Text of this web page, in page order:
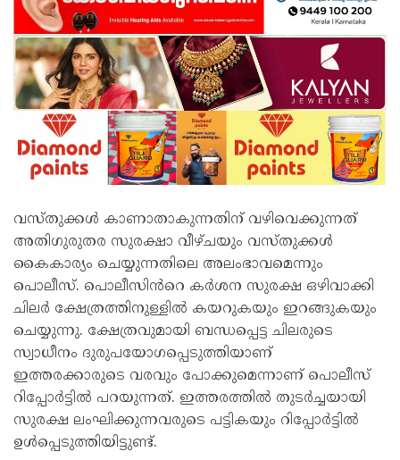
വസ്തുക്കൾ കാണാതാകുന്നതിന് വഴിവെക്കുന്നത്
അതിഗുരുതര സുരക്ഷാ വീഴ്ചയും വസ്തുക്കൾ
കൈകാര്യം ചെയ്യുന്നതിലെ അലംഭാവമെന്നും
പൊലീസ്. പൊലീസിൻറെ കർശന സുരക്ഷ ഒഴിവാക്കി
ചിലർ ക്ഷേത്രത്തിനുള്ളിൽ കയറുകയും ഇറങ്ങുകയും
ചെയ്യുന്നു. ക്ഷേത്രവുമായി ബന്ധപ്പെട്ട ചിലരുടെ
സ്വാധീനം ദുരുപയോഗപ്പെടുത്തിയാണ്
ഇത്തരക്കാരുടെ വരവും പോക്കുമെന്നാണ് പൊലീസ്
റിപ്പോർട്ടിൽ പറയുന്നത്. ഇത്തരത്തിൽ തുടർച്ചയായി
സുരക്ഷ ലംഘിക്കുന്നവരുടെ പട്ടികയും റിപ്പോർട്ടിൽ
ഉൾപ്പെടുത്തിയിട്ടുണ്ട്.